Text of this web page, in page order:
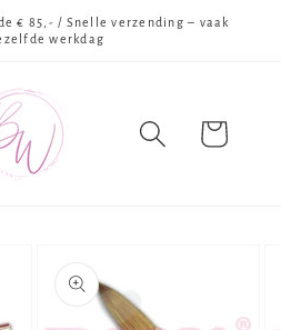
€ 85,- / Snelle verzending – vaak
werkdag
Winkelwagen